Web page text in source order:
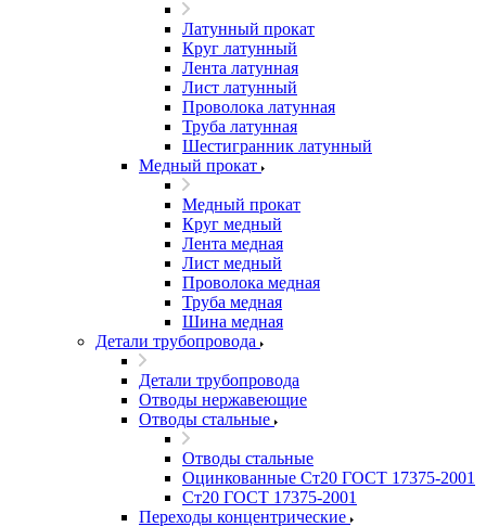
Латунный прокат
Круг латунный
Лента латунная
Лист латунный
Проволока латунная
Труба латунная
Шестигранник латунный
Медный прокат
Медный прокат
Круг медный
Лента медная
Лист медный
Проволока медная
Труба медная
Шина медная
Детали трубопровода
Детали трубопровода
Отводы нержавеющие
Отводы стальные
Отводы стальные
Оцинкованные Ст20 ГОСТ 17375-2001
Ст20 ГОСТ 17375-2001
Переходы концентрические